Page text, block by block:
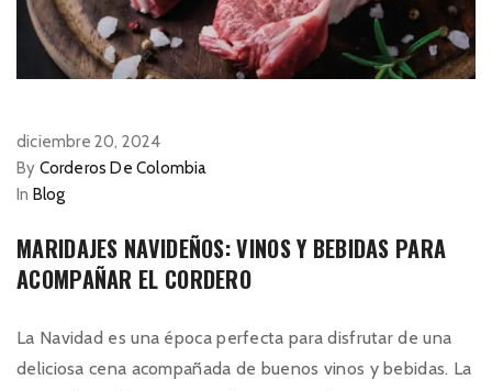
diciembre 20, 2024
By Corderos De Colombia
In Blog
MARIDAJES NAVIDEÑOS: VINOS Y BEBIDAS PARA
ACOMPAÑAR EL CORDERO
La Navidad es una época perfecta para disfrutar de una
deliciosa cena acompañada de buenos vinos y bebidas. La